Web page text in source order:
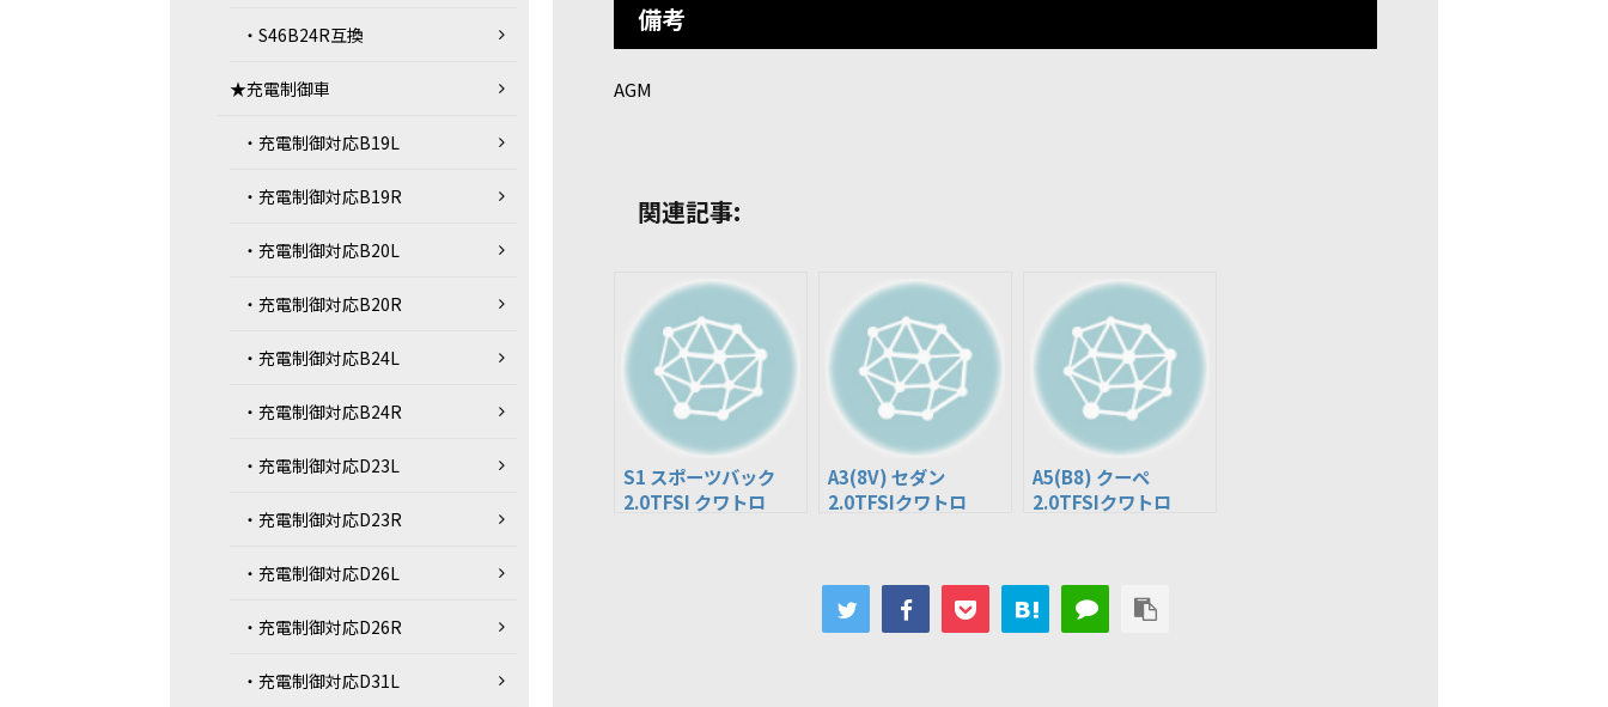
備考
AGM
関連記事:
S1 スポーツバック
2.0TFSI クワトロ
A3(8V) セダン
2.0TFSIクワトロ
A5(B8) クーペ
2.0TFSIクワトロ
・S46B24R互換
★充電制御車
・充電制御対応B19L
・充電制御対応B19R
・充電制御対応B20L
・充電制御対応B20R
・充電制御対応B24L
・充電制御対応B24R
・充電制御対応D23L
・充電制御対応D23R
・充電制御対応D26L
・充電制御対応D26R
・充電制御対応D31L